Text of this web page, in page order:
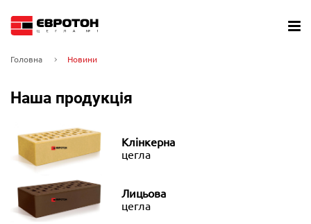
Головна Новини
Наша продукція
Клінкерна
цегла
Лицьова
цегла